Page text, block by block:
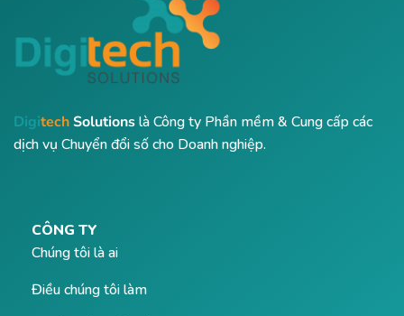
DigitechSolutionslà Công ty Phần mềm & Cung cấp các
dịch vụ Chuyển đổi số cho Doanh nghiệp.
CÔNG TY
Chúng tôi là ai
Điều chúng tôi làm